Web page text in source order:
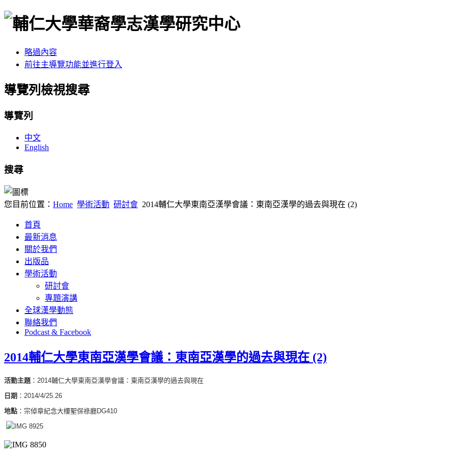
略過內容
前往主導覽功能並進行登入
導覽列檢視搜尋
導覽列
中文
English
搜尋
您目前位置： Home 學術活動 研討會 2014輔仁大學東南亞漢學會議：東南亞漢學的過去與現在 (2)
首頁
最新消息
關於我們
出版品
學術活動
研討會
專題演講
全球漢學動態
聯絡我們
Podcast & Facebook
2014輔仁大學東南亞漢學會議：東南亞漢學的過去與現在 (2)
活動主題 ： 2014輔仁大學東南亞漢學會議：東南亞漢學的過去與現在
日期 ：2014/4/25.26
地點 ：宗倬章紀念大樓聖保祿廳DG410